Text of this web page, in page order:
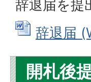
辞退届を提
辞退届
開札後